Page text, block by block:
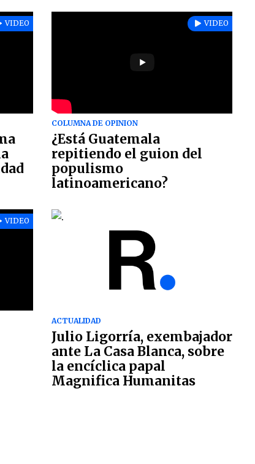
VIDEO VIDEO
COLUMNA DE OPINION
¿Está Guatemala
repitiendo el guion del
populismo
latinoamericano?
VIDEO
ACTUALIDAD
Julio Ligorría, exembajador
ante La Casa Blanca, sobre
la encíclica papal
Magnifica Humanitas